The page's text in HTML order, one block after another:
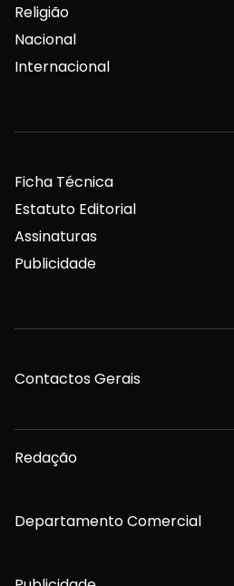
Religião
Nacional
Internacional
Ficha Técnica
Estatuto Editorial
Assinaturas
Publicidade
Contactos Gerais
Redação
Departamento Comercial